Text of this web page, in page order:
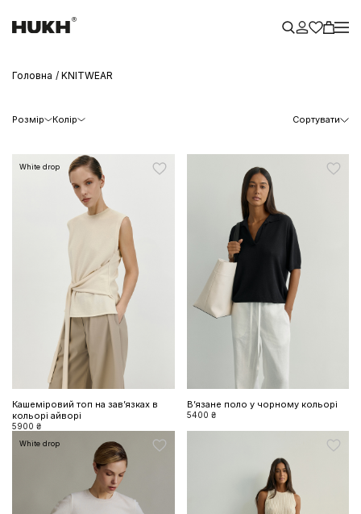
Головна KNITWEAR
Розмір Колір Сортувати
White drop
Кашеміровий топ на завʼязках в
кольорі айворі
5900 ₴
Вʼязане поло у чорному кольорі
5400 ₴
White drop